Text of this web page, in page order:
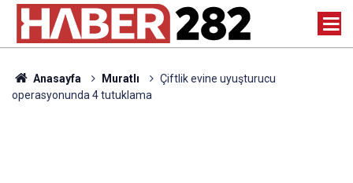
Anasayfa Muratlı
Çiftlik evine uyuşturucu
operasyonunda 4 tutuklama